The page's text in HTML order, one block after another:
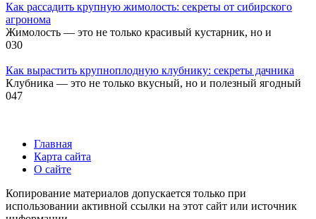
Как рассадить крупную жимолость: секреты от сибирского
агронома
Жимолость — это не только красивый кустарник, но и
030
Как вырастить крупноплодную клубнику: секреты дачника
Клубника — это не только вкусный, но и полезный ягодный
047
Главная
Карта сайта
О сайте
Копирование материалов допускается только при
использовании активной ссылки на этот сайт или источник